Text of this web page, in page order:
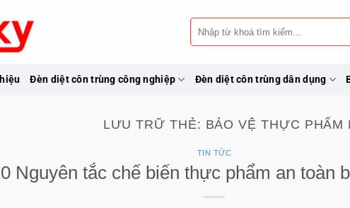
Tìm
kiếm:
Đèn diệt côn trùng công nghiệp Đèn diệt côn trùng dân dụng
LƯU TRỮ THẺ: BẢO VỆ THỰC PHẨM
TIN TỨC
Nguyên tắc chế biến thực phẩm an toàn